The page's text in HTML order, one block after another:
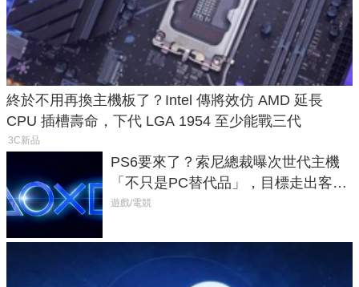
終於不用再換主機板了？Intel 傳將效仿 AMD 延長
CPU 插槽壽命，下代 LGA 1954 至少能戰三代
3C新品
PS6要來了？索尼總裁曝次世代主機
「不只是PC替代品」，目標走出客
廳、進軍電競桌面
遊戲/電競